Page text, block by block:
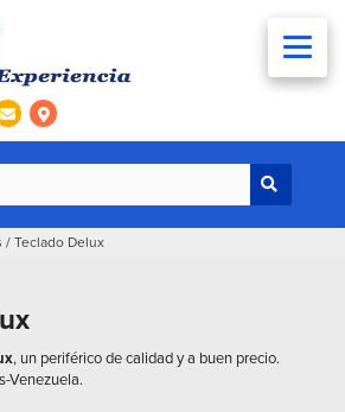
/ Teclado Delux
, un periférico de calidad y a buen precio.
Venezuela.